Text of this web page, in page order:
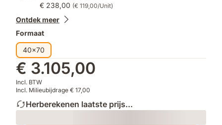
€ 238,00 (€ 119,00/Unit)
Ontdek meer
Formaat
40x70
€ 3.105,00
Incl. BTW
Incl. Milieubijdrage € 17,00
Herberekenen laatste prijs...